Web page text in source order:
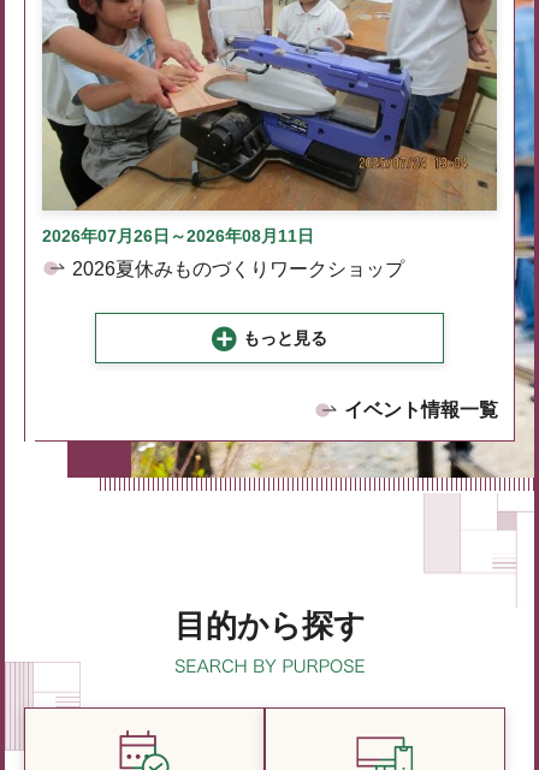
2026年07月26日～2026年08月11日
2026夏休みものづくりワークショップ
もっと見る
イベント情報一覧
目的から探す